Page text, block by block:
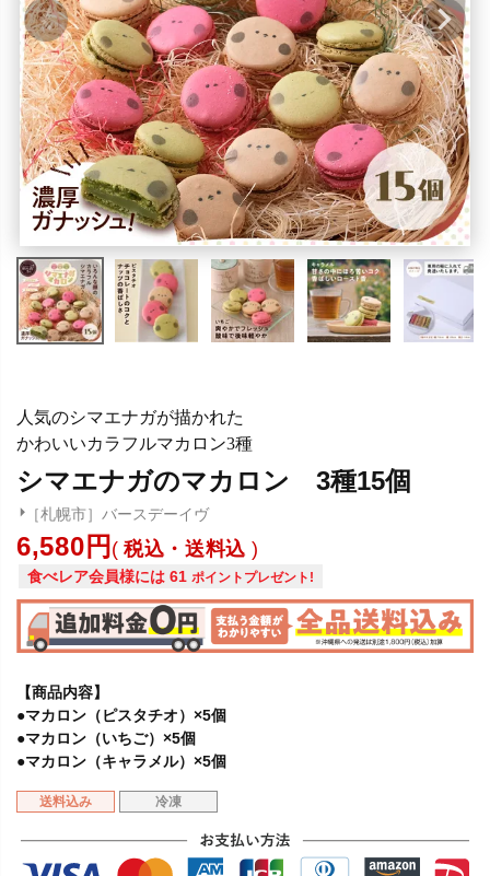
人気のシマエナガが描かれた
かわいいカラフルマカロン3種
シマエナガのマカロン 3種15個
［札幌市］バースデーイヴ
6,580 税込・送料込
食べレア会員様には 61 ポイントプレゼント!
【商品内容】
●マカロン（ピスタチオ）×5個
●マカロン（いちご）×5個
●マカロン（キャラメル）×5個
送料込み 冷凍